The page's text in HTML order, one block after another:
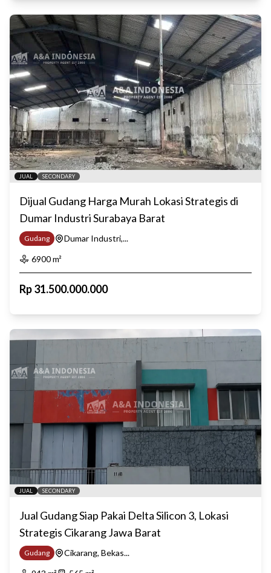
JUAL SECONDARY
Dijual Gudang Harga Murah Lokasi Strategis di
Dumar Industri Surabaya Barat
Gudang
Dumar Industri,...
6900m²
Rp31.500.000.000
JUAL SECONDARY
Jual Gudang Siap Pakai Delta Silicon 3, Lokasi
Strategis Cikarang Jawa Barat
Gudang
Cikarang, Bekas...